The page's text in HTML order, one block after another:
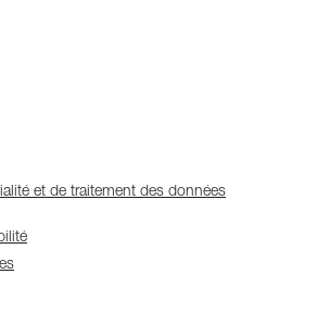
et de traitement des données